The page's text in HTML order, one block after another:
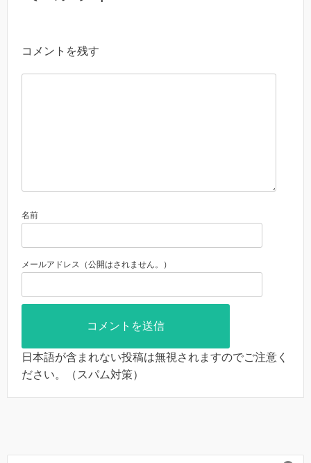
コメントを残す
名前
メールアドレス（公開はされません。）
日本語が含まれない投稿は無視されますのでご注意く
ださい。（スパム対策）